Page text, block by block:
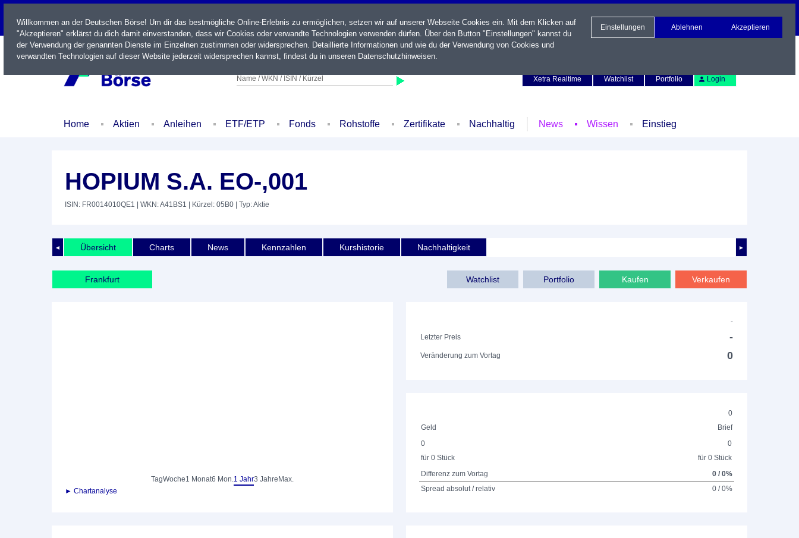
LIVE
Name / WKN / ISIN / Kürzel
Xetra Realtime
Watchlist Portfolio Login
Home Aktien Anleihen ETF/ETP Fonds Rohstoffe Zertifikate Nachhaltig News Wissen Einstieg
HOPIUM S.A. EO-,001
ISIN: FR0014010QE1 | WKN: A41BS1 | Kürzel: 05B0 | Typ: Aktie
◄ ►
Übersicht Charts News Kennzahlen Kurshistorie Nachhaltigkeit
Frankfurt Watchlist Portfolio Kaufen Verkaufen
TagWoche1 Monat6 Mon.1 Jahr3 Jahre Max.
► Chartanalyse
-
Letzter Preis
-
Veränderung zum Vortag 0
0
Geld
Brief
0
für 0 Stück
0
für 0 Stück
Differenz zum Vortag
0 / 0%
Spread absolut / relativ
0 / 0%
Willkommen an der Deutschen Börse! Um dir das bestmögliche Online-Erlebnis zu ermöglichen, setzen wir auf unserer Webseite Cookies ein. Mit dem Klicken auf
"Akzeptieren" erklärst du dich damit einverstanden, dass wir Cookies oder verwandte Technologien verwenden dürfen. Über den Button "Einstellungen" kannst du
der Verwendung der genannten Dienste im Einzelnen zustimmen oder widersprechen. Detaillierte Informationen und wie du der Verwendung von Cookies und
verwandten Technologien auf dieser Website jederzeit widersprechen kannst, findest du in unseren Datenschutzhinweisen.
Einstellungen Ablehnen Akzeptieren